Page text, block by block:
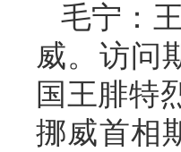
毛宁：
威。访问
国王腓特
挪威首相